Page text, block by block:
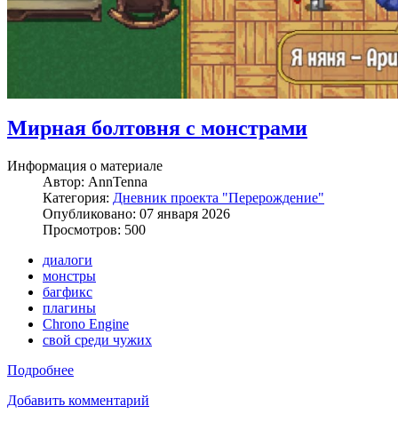
Мирная болтовня с монстрами
Информация о материале
Автор: AnnTenna
Категория: Дневник проекта "Перерождение"
Опубликовано: 07 января 2026
Просмотров: 500
диалоги
монстры
багфикс
плагины
Chrono Engine
свой среди чужих
Подробнее
Добавить комментарий